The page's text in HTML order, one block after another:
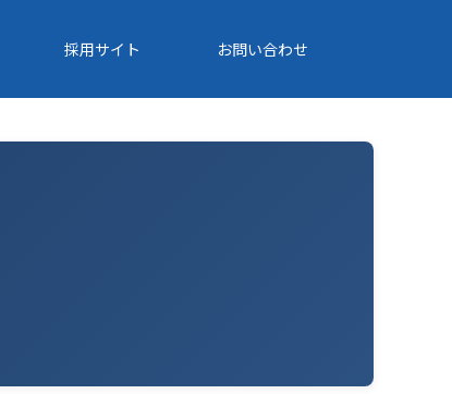
採用サイト お問い合わせ